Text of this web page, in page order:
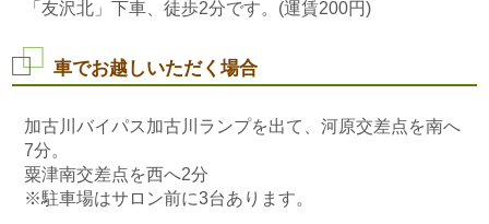
「友沢北」下車、徒歩2分です。(運賃200円)
車でお越しいただく場合
加古川バイパス加古川ランプを出て、河原交差点を南へ
7分。
粟津南交差点を西へ2分
※駐車場はサロン前に3台あります。